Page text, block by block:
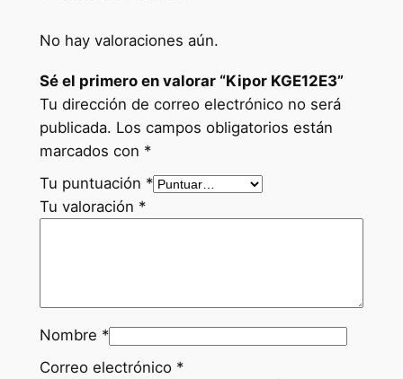
1
E
3
c
a
n
t
i
No hay valoraciones aún.
Sé el primero en valorar “Kipor KGE12E3”
Tu dirección de correo electrónico no será
publicada. Los campos obligatorios están
marcados con *
Tu puntuación *
Tu valoración *
Nombre *
Correo electrónico *